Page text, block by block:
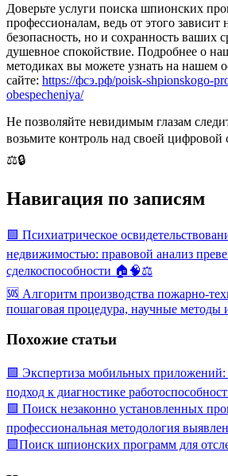
Доверьте услуги поиска шпионских
профессионалам, ведь от этого зависит
безопасность, но и сохранность ваших
душевное спокойствие. Подробнее о
методиках вы можете узнать на нашем
сайте: https://фсэ.рф/poisk-shpionskogo-
obespecheniya/
Не позволяйте невидимым глазам
возьмите контроль над своей
⚖️🔒
Навигация по записям
🟩 Психиатрическое
недвижимостью: правовой анализ
сделкоспособности 🏠🧠⚖️
🆘 Алгоритм производства пожарно-
пошаговая процедура, научные методы
Похожие статьи
🟩 Экспертиза мобильных приложений:
подход к диагностике
🟩 Поиск незаконно установленных
профессиональная методология
🟩Поиск шпионских программ для